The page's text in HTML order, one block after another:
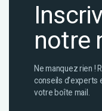
notre
Ne manquez rien !
conseils
votre boîte mail.